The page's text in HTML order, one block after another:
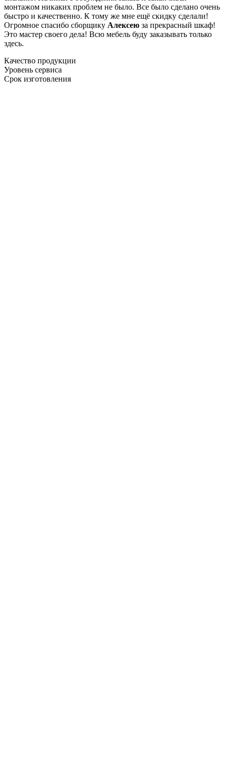
монтажом никаких проблем не было. Все было сделано очень
быстро и качественно. К тому же мне ещё скидку сделали!
Огромное спасибо сборщику Алексею за прекрасный шкаф!
Это мастер своего дела! Всю мебель буду заказывать только
здесь.
Качество продукции
Уровень сервиса
Срок изготовления